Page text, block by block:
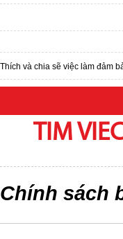
Thích và chia sẽ việc làm đảm
TIM
Chính sách